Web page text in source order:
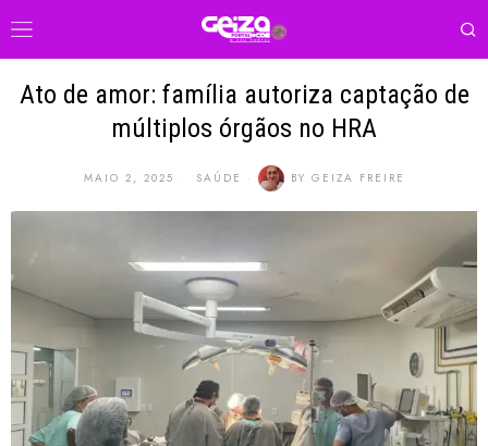
Ato de amor: família autoriza captação de
múltiplos órgãos no HRA
MAIO 2, 2025 SAÚDE BY GEIZA FREIRE